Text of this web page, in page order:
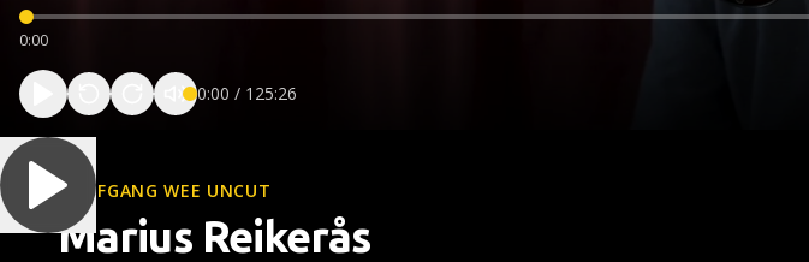
0:00
0:00 / 125:26
WOLFGANG WEE UNCUT
Marius Reikerås